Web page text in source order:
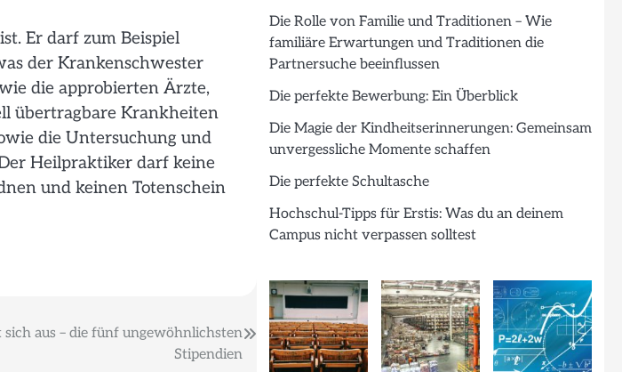
Er darf zum Beispiel
der Krankenschwester
die approbierten Ärzte,
übertragbare Krankheiten
die Untersuchung und
Heilpraktiker darf keine
und keinen Totenschein
aus – die fünf ungewöhnlichsten
Stipendien
Die Rolle von Familie und Traditionen – Wie
familiäre Erwartungen und Traditionen die
Partnersuche beeinflussen
Die perfekte Bewerbung: Ein Überblick
Die Magie der Kindheitserinnerungen: Gemeinsam
unvergessliche Momente schaffen
Die perfekte Schultasche
Hochschul-Tipps für Erstis: Was du an deinem
Campus nicht verpassen solltest